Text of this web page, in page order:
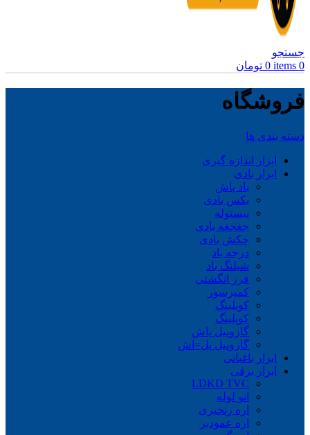
جستجو
0
items
0 تومان
فروشگاه
دسته بندی ها
ابزار اندازه گیری
ابزار بادی
باد پاش
بکس بادی
پیستوله
جغجغه بادی
چکش بادی
درجه باد
شیلنگ باد
فرز انگشتی
کمپرسور
کوبلینگ
کوپلینگ
گازوییل پاش
گازوییل پل=اش
ابزار باغبانی
ابزار برقی
LDKD TVC
اتو لوله
اره زنجیری
اره عمودبر